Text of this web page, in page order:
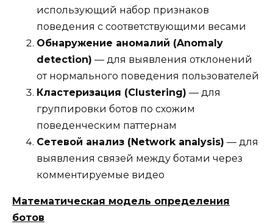
использующий набор признаков
поведения с соответствующими весами
Обнаружение аномалий (Anomaly
detection) — для выявления отклонений
от нормального поведения пользователей
Кластеризация (Clustering) — для
группировки ботов по схожим
поведенческим паттернам
Сетевой анализ (Network analysis) — для
выявления связей между ботами через
комментируемые видео
Математическая модель определения
ботов